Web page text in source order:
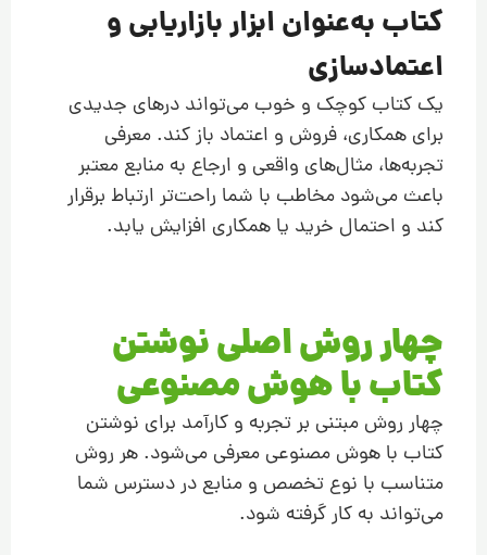
کتاب به‌عنوان ابزار بازاریابی و
اعتمادسازی
یک کتاب کوچک و خوب می‌تواند درهای جدیدی
برای همکاری، فروش و اعتماد باز کند. معرفی
تجربه‌ها، مثال‌های واقعی و ارجاع به منابع معتبر
باعث می‌شود مخاطب با شما راحت‌تر ارتباط برقرار
کند و احتمال خرید یا همکاری افزایش یابد.
چهار روش اصلی نوشتن
کتاب با هوش مصنوعی
چهار روش مبتنی بر تجربه و کارآمد برای نوشتن
کتاب با هوش مصنوعی معرفی می‌شود. هر روش
متناسب با نوع تخصص و منابع در دسترس شما
می‌تواند به کار گرفته شود.